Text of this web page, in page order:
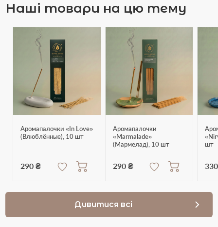
Наші товари на цю тему
Аромапалочки «In Love»
(Влюблённые), 10 шт
290 ₴
Аромапалочки
«Marmalade»
(Мармелад), 10 шт
290 ₴
шт
Дивитися всі